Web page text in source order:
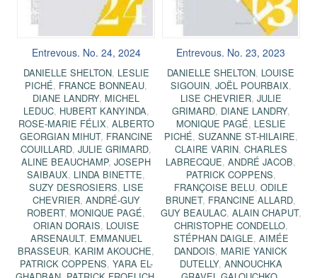
Entrevous. No. 24, 2024
DANIELLE SHELTON, LESLIE
PICHÉ, FRANCE BONNEAU,
DIANE LANDRY, MICHEL
LEDUC, HUBERT KANYINDA,
ROSE-MARIE FÉLIX, ALBERTO
GEORGIAN MIHUT, FRANCINE
COUILLARD,JULIE GRIMARD,
ALINE BEAUCHAMP,JOSEPH
SAIBAUX, LINDA BINETTE,
SUZY DESROSIERS, LISE
CHEVRIER, ANDRÉ-GUY
ROBERT, MONIQUE PAGÉ,
ORIAN DORAIS, LOUISE
ARSENAULT, EMMANUEL
BRASSEUR, KARIM AKOUCHE,
PATRICK COPPENS, YARA EL-
Entrevous. No. 23, 2023
DANIELLE SHELTON, LOUISE
SIGOUIN, JOËL POURBAIX,
LISE CHEVRIER, JULIE
GRIMARD, DIANE LANDRY,
MONIQUE PAGÉ, LESLIE
PICHÉ, SUZANNE ST-HILAIRE,
CLAIRE VARIN, CHARLES
LABRECQUE,ANDRÉ JACOB,
PATRICK COPPENS,
FRANÇOISE BELU, ODILE
BRUNET, FRANCINE ALLARD,
GUY BEAULAC, ALAIN CHAPUT,
CHRISTOPHE CONDELLO,
STÉPHAN DAIGLE, AIMÉE
DANDOIS, MARIE YANICK
DUTELLY, ANNOUCHKA